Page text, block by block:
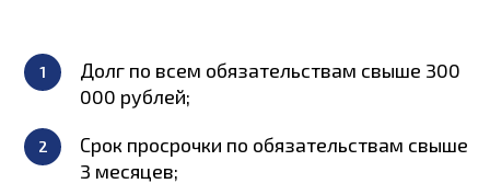
Долг по всем обязательствам свыше 300
000 рублей;
Срок просрочки по обязательствам свыше
3 месяцев;